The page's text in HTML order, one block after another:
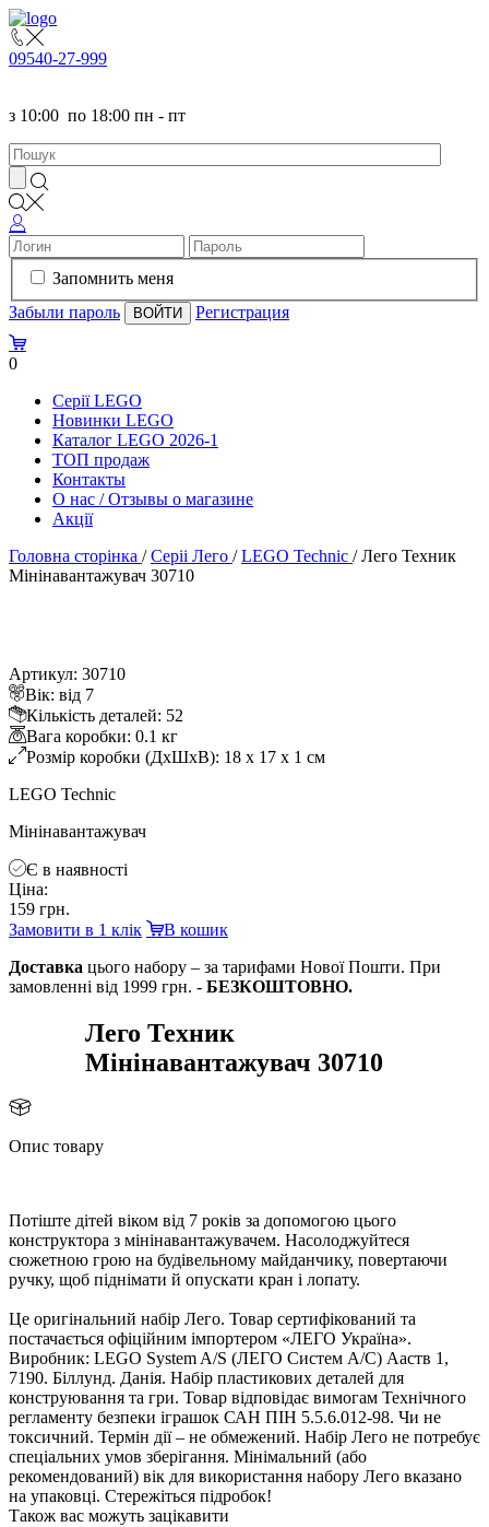
09540-27-999
з 10:00 по 18:00 пн - пт
Запомнить меня
Забыли пароль
Регистрация
0
Серії LEGO
Новинки LEGO
Каталог LEGO 2026-1
TOП продаж
Контакты
О нас / Отзывы о магазине
Акції
Головна сторінка /Серіі Лего /LEGO Technic /Лего Техник
Мінінавантажувач 30710
Артикул: 30710
ік: від 7
Кількість деталей: 52
ага коробки: 0.1 к
Розмір коробки (ДхШхВ): 18 x 17 x 1 см
LEGO Technic
Мінінавантажувач
Є в наявності
Ціна:
159 грн.
Замовити в 1 клік
кошик
Доставка цього набору – за тарифами Нової Пошти. При
замовленні від 1999 грн. - БЕЗКОШТОВНО.
Лего Техник
Мінінавантажувач 30710
Опис товару
Потіште дітей віком від 7 років за допомогою цього
конструктора з мінінавантажувачем. Насолоджуйтеся
сюжетною грою на будівельному майданчику, повертаючи
ручку, щоб піднімати й опускати кран і лопату.
Це оригінальний набір Лего. Товар сертифікований та
постачається офіційним імпортером «ЛЕГО Україна».
иробник: LEGO System A/S (ЛЕГО Систем А/С) Ааств 1,
7190. Біллунд. Данія. Набір пластикових деталей для
конструювання та гри. Товар відповідає вимогам Технічного
регламенту безпеки іграшок САН ПІН 5.5.6.012-98. Чи не
токсичний. Термін дії – не обмежений. Набір Лего не потребує
спеціальних умов зберігання. Мінімальний (або
рекомендований) вік для використання набору Лего вказано
на упаковці. Стережіться підробок!
Також вас можуть зацікавити